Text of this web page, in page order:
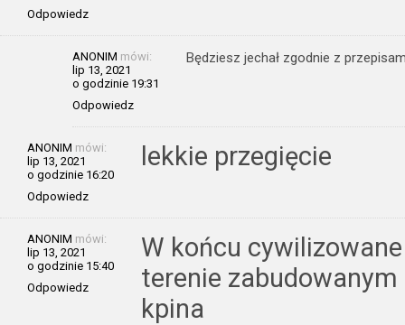
Odpowiedz
ANONIM mówi:
lip 13, 2021
o godzinie 19:31
Odpowiedz
Będziesz jechał zgodnie z
ANONIM mówi:
lip 13, 2021
o godzinie 16:20
Odpowiedz
lekkie przegięcie
ANONIM mówi:
lip 13, 2021
o godzinie 15:40
Odpowiedz
W końcu
terenie
kpina